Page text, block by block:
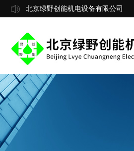
北京绿野创能机电设备有限公司